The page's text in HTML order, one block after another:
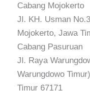
Cabang Mojokerto
Jl. KH. Usman
Mojokerto, Jawa
Cabang Pasuruan
Jl. Raya
Warungdowo
Timur 67171